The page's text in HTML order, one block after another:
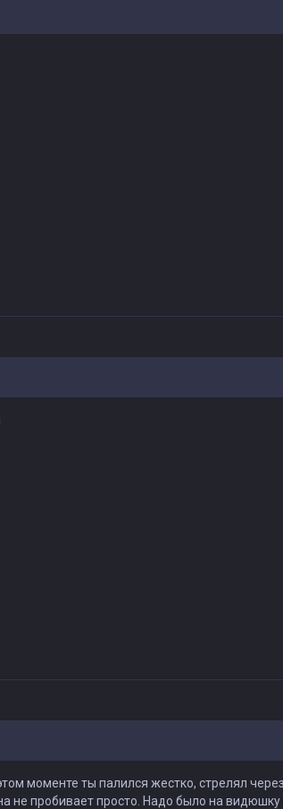
моменте ты палился жестко, стрелял
не пробивает просто. Надо было на